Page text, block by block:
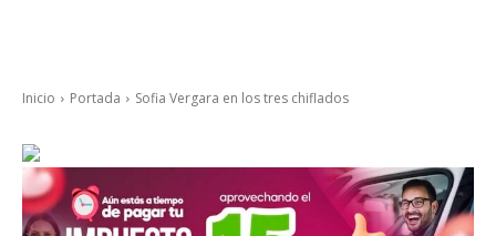
Inicio Portada Sofia Vergara en los tres chiflados